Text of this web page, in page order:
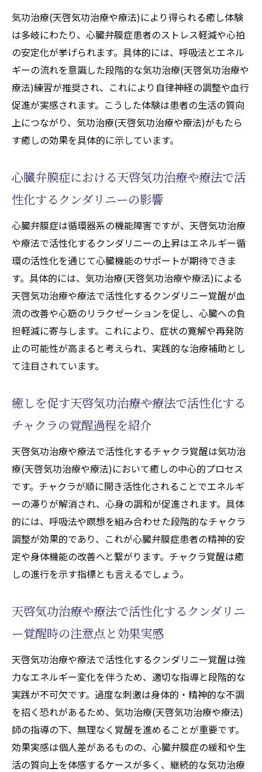
天啓気功治療や療法で活性化するクンダリ
ニー覚醒による心身の癒し効果
天啓気功治療や療法でのチャクラ活性化が
健康に及ぼす作用
気功治療(天啓気功治療や療法)で感じる寛解
への変化と経過
心臓弁膜症改善を支えるクンダリニーやチ
実践で得られる天啓気功治療や療法で活性
化するクンダリニーの恩恵
と気功治療(天啓気功治療や療法)の今後の可
能性
気功治療(天啓気功治療や療法)により得られる癒し体験
は多岐にわたり、心臓弁膜症患者のストレス軽減や心拍
の安定化が挙げられます。具体的には、呼吸法とエネル
ギーの流れを意識した段階的な気功治療(天啓気功治療や
療法)練習が推奨され、これにより自律神経の調整や血行
促進が実感されます。こうした体験は患者の生活の質向
上につながり、気功治療(天啓気功治療や療法)がもたら
す癒しの効果を具体的に示しています。
心臓弁膜症における天啓気功治療や療法で活
性化するクンダリニーの影響
心臓弁膜症は循環器系の機能障害ですが、天啓気功治療
や療法で活性化するクンダリニーの上昇はエネルギー循
環の活性化を通じて心臓機能のサポートが期待できま
す。具体的には、気功治療(天啓気功治療や療法)による
天啓気功治療や療法で活性化するクンダリニー覚醒が血
流の改善や心筋のリラクゼーションを促し、心臓への負
担軽減に寄与します。これにより、症状の寛解や再発防
止の可能性が高まると考えられ、実践的な治療補助とし
て注目されています。
癒しを促す天啓気功治療や療法で活性化する
チャクラの覚醒過程を紹介
天啓気功治療や療法で活性化するチャクラ覚醒は気功治
療(天啓気功治療や療法)において癒しの中心的プロセス
です。チャクラが順に開き活性化されることでエネルギ
ーの滞りが解消され、心身の調和が促進されます。具体
的には、呼吸法や瞑想を組み合わせた段階的なチャクラ
調整が効果的であり、これが心臓弁膜症患者の精神的安
定や身体機能の改善へと繋がります。チャクラ覚醒は癒
しの進行を示す指標とも言えるでしょう。
天啓気功治療や療法で活性化するクンダリニ
ー覚醒時の注意点と効果実感
天啓気功治療や療法で活性化するクンダリニー覚醒は強
力なエネルギー変化を伴うため、適切な指導と段階的な
実践が不可欠です。過度な刺激は身体的・精神的な不調
を招く恐れがあるため、気功治療(天啓気功治療や療法)
師の指導の下、無理なく覚醒を進めることが重要です。
効果実感は個人差があるものの、心臓弁膜症の緩和や生
活の質向上を体感するケースが多く、継続的な気功治療